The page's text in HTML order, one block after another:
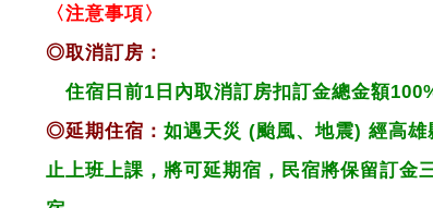
〈注意事項〉
◎取消訂房：
住宿日前1日內取消訂房扣訂金總金額
◎延期住宿： 如遇天災 (颱風、地震) 經高
止上班上課，將可延期宿，民宿將保留訂金